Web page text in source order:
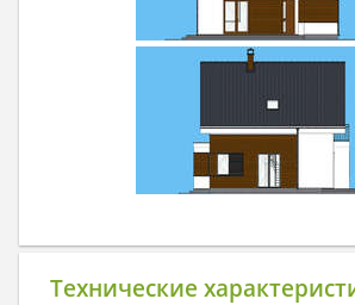
Технические